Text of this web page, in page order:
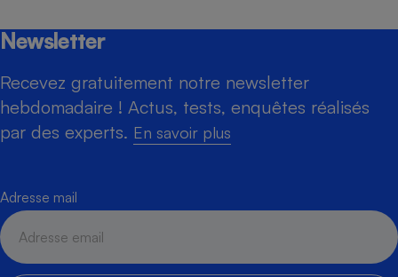
Newsletter
Recevez gratuitement notre newsletter
hebdomadaire ! Actus, tests, enquêtes réalisés
par des experts. En savoir plus
Adresse mail